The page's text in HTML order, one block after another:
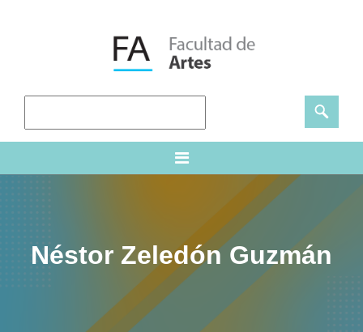
Néstor Zeledón Guzmán